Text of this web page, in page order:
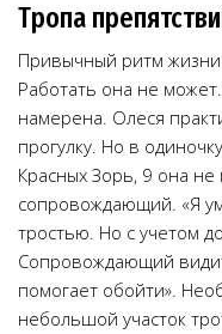
Тропа
Привычный ритм
Работать она не
намерена. Олеся
прогулку. Но в
Красных Зорь, 9 она
сопровождающий. «Я
тростью. Но с учетом
Сопровождающий
помогает обойти».
небольшой участок